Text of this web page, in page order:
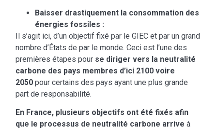
Baisser drastiquement la consommation des
énergies fossiles :
Il s’agit ici, d’un objectif fixé par le GIEC et par un grand
nombre d’États de par le monde. Ceci est l’une des
premières étapes pour se diriger vers la neutralité
carbone des pays membres d’ici 2100 voire
2050 pour certains des pays ayant une plus grande
part de responsabilité.
En France, plusieurs objectifs ont été fixés afin
que le processus de neutralité carbone arrive à